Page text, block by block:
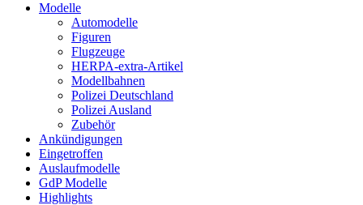
Modelle
Automodelle
Figuren
Flugzeuge
HERPA-extra-Artikel
Modellbahnen
Polizei Deutschland
Polizei Ausland
Zubehör
Ankündigungen
Eingetroffen
Auslaufmodelle
GdP Modelle
Highlights